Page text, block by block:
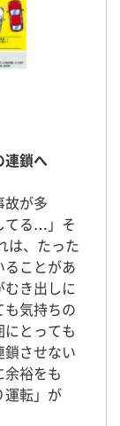
連鎖へ
故が多
てる…」そ
は、たった
ることがあ
むき出しに
も気持ちの
にとっても
鎖させない
余裕をも
運転」が